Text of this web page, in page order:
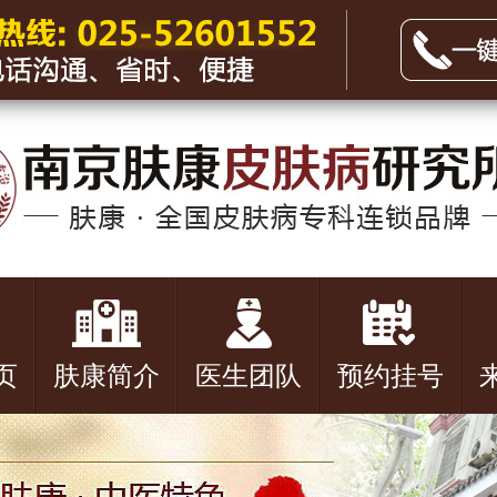
肤康简介 医生团队 预约挂号